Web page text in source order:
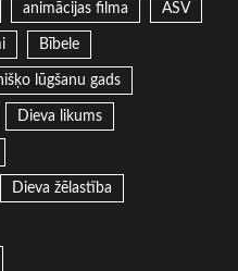
animācijas filma ASV
Bībele
lūgšanu gads
Dieva likums
Dieva žēlastība